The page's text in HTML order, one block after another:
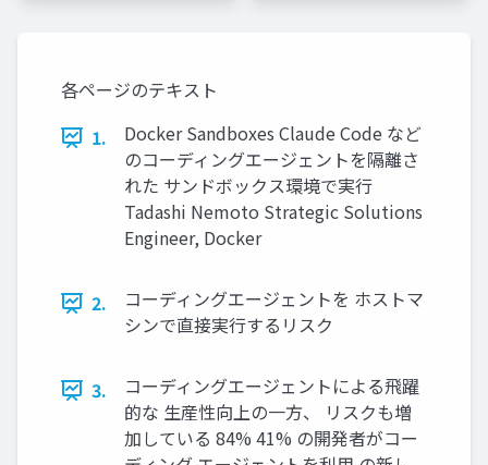
各ページのテキスト
1.
Docker Sandboxes Claude Code など
のコーディングエージェントを隔離さ
れた サンドボックス環境で実行
Tadashi Nemoto Strategic Solutions
Engineer, Docker
2.
コーディングエージェントを ホストマ
シンで直接実行するリスク
3.
コーディングエージェントによる飛躍
的な 生産性向上の一方、 リスクも増
加している 84% 41% の開発者がコー